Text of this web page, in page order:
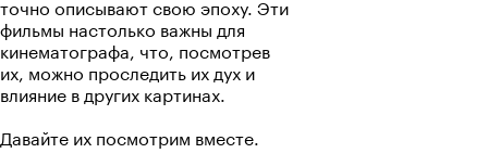
точно описывают свою эпоху. Эти
фильмы настолько важны для
кинематографа, что, посмотрев
их, можно проследить их дух и
влияние в других картинах.
Давайте их посмотрим вместе.